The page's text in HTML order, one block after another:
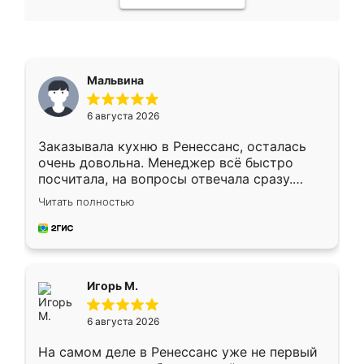
Мальвина
6 августа 2026
Заказывала кухню в Ренессанс, осталась
очень довольна. Менеджер всё быстро
посчитала, на вопросы отвечала сразу.
Замерщик приехал в субботу, подошёл к
делу со всей ответственностью. Собрали
за день, ребята работали аккуратно, даже
Читать полностью
Игорь М.
6 августа 2026
На самом деле в Ренессанс уже не первый